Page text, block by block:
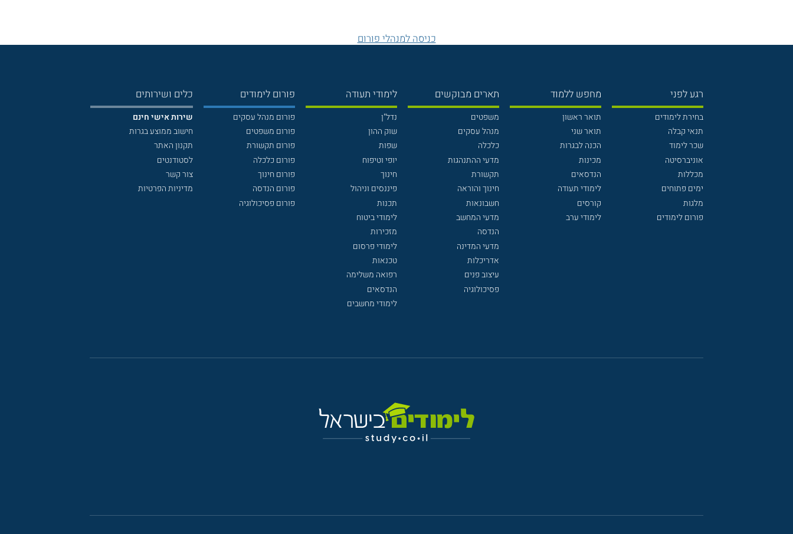
כניסה למנהלי פורום
רגע לפני
בחירת לימודים
תנאי קבלה
שכר לימוד
אוניברסיטה
מכללות
ימים פתוחים
מלגות
פורום לימודים
מחפש ללמוד
תואר ראשון
תואר שני
הכנה לבגרות
מכינות
הנדסאים
לימודי תעודה
קורסים
לימודי ערב
תארים מבוקשים
משפטים
מנהל עסקים
כלכלה
מדעי ההתנהגות
תקשורת
חינוך והוראה
חשבונאות
מדעי המחשב
הנדסה
מדעי המדינה
אדריכלות
עיצוב פנים
פסיכולוגיה
לימודי תעודה
נדל"ן
שוק ההון
שפות
יופי וטיפוח
חינוך
פיננסים וניהול
תכנות
לימודי ביטוח
מזכירות
לימודי פרסום
טכנאות
רפואה משלימה
הנדסאים
לימודי מחשבים
פורום לימודים
פורום מנהל עסקים
פורום משפטים
פורום תקשורת
פורום כלכלה
פורום חינוך
פורום הנדסה
פורום פסיכולוגיה
כלים ושירותים
שירות אישי חינם
חישוב ממוצע בגרות
תקנון האתר
לסטודנטים
צור קשר
מדיניות הפרטיות